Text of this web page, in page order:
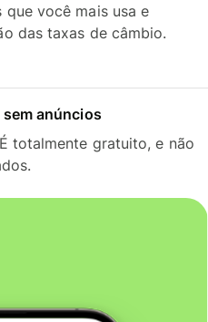
que você mais usa e
das taxas de câmbio.
anúncios
totalmente gratuito, e não